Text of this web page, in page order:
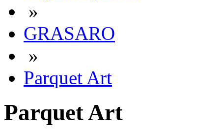
»
GRASARO
»
Parquet Art
Parquet Art